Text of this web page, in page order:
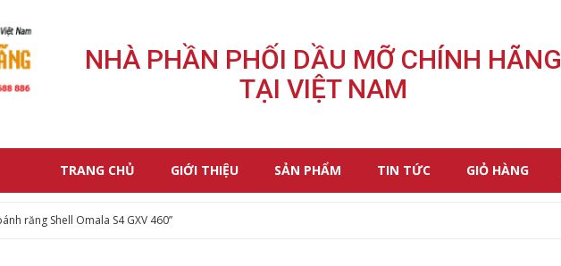
NHÀ PHẦN PHỐI DẦU MỠ CHÍNH HÃNG
TẠI VIỆT NAM
TRANG CHỦ GIỚI THIỆU SẢN PHẨM TIN TỨC GIỎ HÀNG
răng Shell Omala S4 GXV 460”